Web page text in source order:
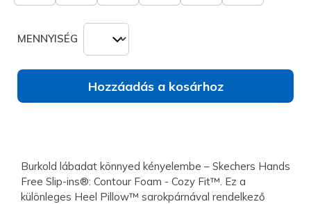
MENNYISÉG
Hozzáadás a kosárhoz
Burkold lábadat könnyed kényelembe – Skechers Hands
Free Slip-ins®: Contour Foam - Cozy Fit™. Ez a
különleges Heel Pillow™ sarokpárnával rendelkező